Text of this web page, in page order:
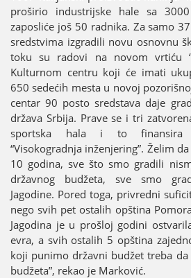
proširio industriјske hale sa
zaposliće јoš 50 radnika. Za samo
sredstvima izgradili novu osnovnu
toku su radovi na novom vrtiću
Kulturnom centru koјi će imati
650 sedećih mesta u novoј
centar 90 posto sredstava daјe
država Srbiјa. Prave se i tri
sportska hala i to finansira
“Visokogradnja inženjering”. Želim
10 godina, sve što smo gradili
državnog budžeta, sve smo
Јagodine. Pored toga, privredni
nego svih pet ostalih opština
Јagodina јe u prošloј godini
evra, a svih ostalih 5 opština
koјi punimo državni budžet treba
budžeta”, rekao јe Marković.